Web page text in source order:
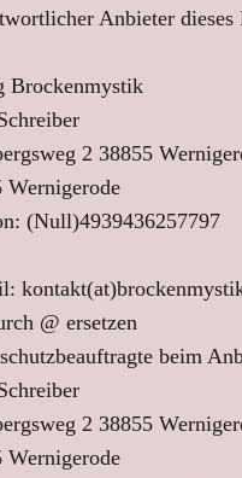
Anbieter
Brockenmystik
2 38855
Wernigerode
(Null)4939436257797
@ ersetzen
beim
2 38855
Wernigerode